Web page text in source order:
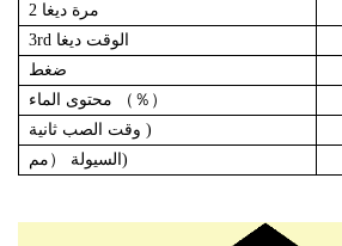
2 مرة ديغا
3rd الوقت ديغا
ضغط
（％）
وقت الصب )
السيولة
（ مم)